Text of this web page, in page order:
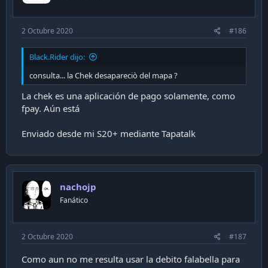
2 Octubre 2020 #186
Black.Rider dijo:
consulta... la Chek desapareciò del mapa ?
La chek es una aplicación de pago solamente, como
fpay. Aún está
Enviado desde mi S20+ mediante Tapatalk
nachojp
Fanático
2 Octubre 2020 #187
Como aun no me resulta usar la debito falabella para